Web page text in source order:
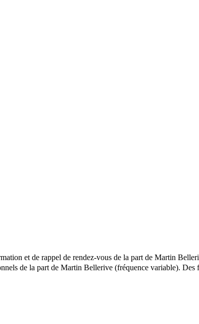
et de rappel de rendez-vous de la part de Martin
de la part de Martin Bellerive (fréquence variable).